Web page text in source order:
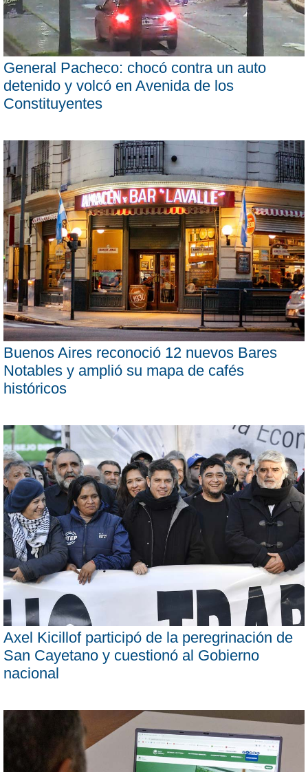
General Pacheco: chocó contra un auto
detenido y volcó en Avenida de los
Constituyentes
Buenos Aires reconoció 12 nuevos Bares
Notables y amplió su mapa de cafés
históricos
Axel Kicillof participó de la peregrinación de
San Cayetano y cuestionó al Gobierno
nacional